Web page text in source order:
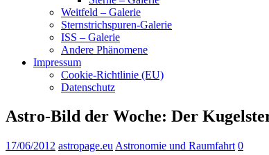
Weitfeld – Galerie
Sternstrichspuren-Galerie
ISS – Galerie
Andere Phänomene
Impressum
Cookie-Richtlinie (EU)
Datenschutz
Astro-Bild der Woche: Der
17/06/2012 astropage.eu Astronomie und Raumfahrt 0